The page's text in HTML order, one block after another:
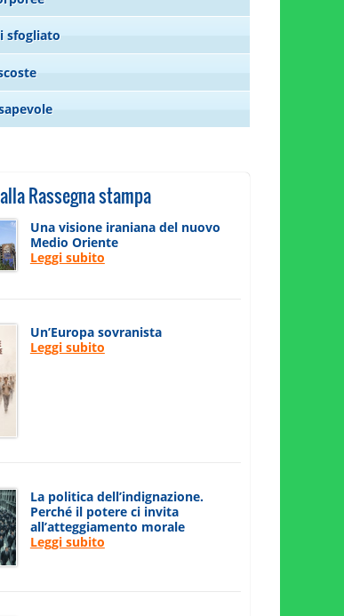
sfogliato
Rassegna stampa
Una visione iraniana del nuovo
Medio Oriente
Leggi subito
Un’Europa sovranista
Leggi subito
La politica dell’indignazione.
Perché il potere ci invita
all’atteggiamento morale
Leggi subito